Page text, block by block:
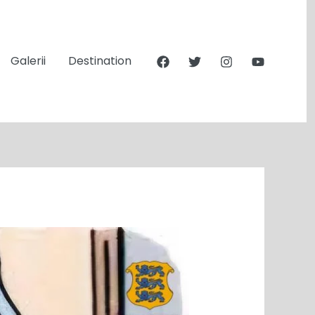
Galerii Destination